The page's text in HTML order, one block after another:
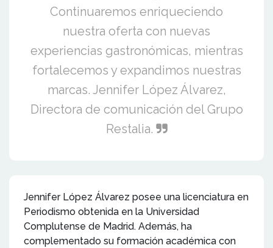
Continuaremos enriqueciendo
nuestra oferta con nuevas
experiencias gastronómicas, mientras
fortalecemos y expandimos nuestras
marcas. Jennifer López Álvarez,
Directora de comunicación del Grupo
Restalia.
Jennifer López Álvarez posee una licenciatura en
Periodismo obtenida en la Universidad
Complutense de Madrid. Además, ha
complementado su formación académica con